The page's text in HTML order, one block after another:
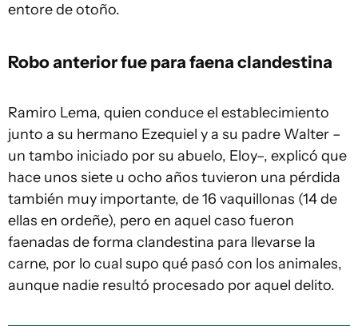
entore de otoño.
Robo anterior fue para faena clandestina
Ramiro Lema, quien conduce el establecimiento
junto a su hermano Ezequiel y a su padre Walter –
un tambo iniciado por su abuelo, Eloy–, explicó que
hace unos siete u ocho años tuvieron una pérdida
también muy importante, de 16 vaquillonas (14 de
ellas en ordeñe), pero en aquel caso fueron
faenadas de forma clandestina para llevarse la
carne, por lo cual supo qué pasó con los animales,
aunque nadie resultó procesado por aquel delito.